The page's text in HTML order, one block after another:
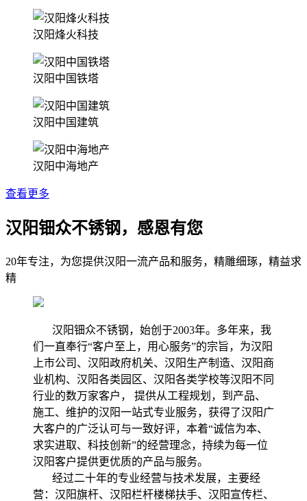
汉阳烽火科技
汉阳中国铁塔
汉阳中国建筑
汉阳中海地产
查看更多
汉阳钿众不锈钢，感恩有您
20年专注，为您提供汉阳一流产品和服务，精雕细琢，精益求
精
汉阳钿众不锈钢，始创于2003年。多年来，我
们一直奉行“客户至上，用心服务”的宗旨，为汉阳
上市公司、汉阳政府机关、汉阳生产制造、汉阳商
业机构、汉阳各类园区、汉阳各类学校等汉阳不同
行业的数万家客户， 提供从工程规划，到产品、
施工、维护的汉阳一站式专业服务，获得了汉阳广
大客户的广泛认可与一致好评，本着“诚信为本、
求实进取、科技创新”的经营理念，持续为每一位
汉阳客户提供更优质的产品与服务。
经过二十年的专业经营与技术发展，主要经
营：汉阳旗杆、汉阳栏杆楼梯扶手、汉阳宣传栏、